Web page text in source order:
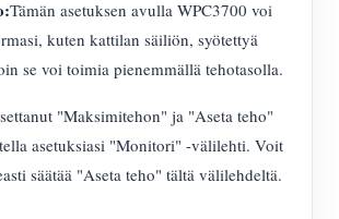
Tämän asetuksen avulla WPC3700 voi
kuten kattilan säiliön, syötettyä
se voi toimia pienemmällä tehotasolla.
"Maksimitehon" ja "Aseta teho"
asetuksiasi "Monitori" -välilehti. Voit
säätää "Aseta teho" tältä välilehdeltä.